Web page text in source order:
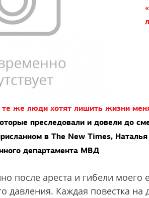
те же люди хотят лишить жизни
преследовали и довели до
в The New Times,
департамента МВД
после ареста и гибели моего
давления. Каждая повестка